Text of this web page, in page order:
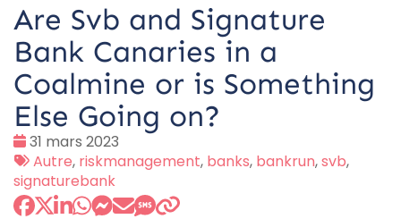
Are Svb and Signature
Bank Canaries in a
Coalmine or is Something
Else Going on?
Date
:
31 mars 2023
Tags
:
Autre, riskmanagement, banks, bankrun,svb,
signaturebank